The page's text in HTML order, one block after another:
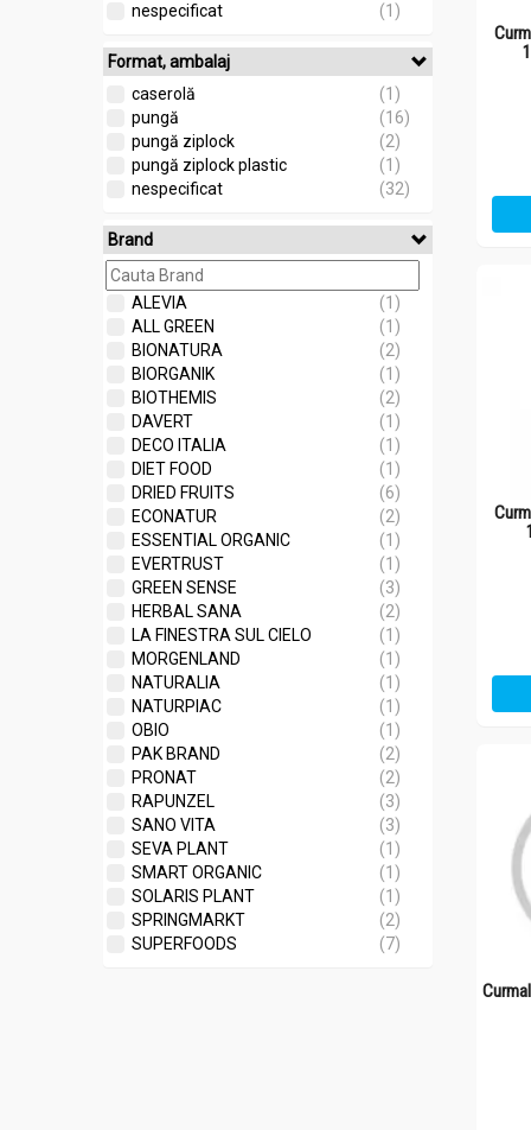
nespecificat
(1)
Format, ambalaj
caserolă
(1)
pungă
(16)
pungă ziplock
(2)
pungă ziplock plastic
(1)
nespecificat
(32)
Brand
ALEVIA
(1)
ALL GREEN
(1)
BIONATURA
(2)
BIORGANIK
(1)
BIOTHEMIS
(2)
DAVERT
(1)
DECO ITALIA
(1)
DIET FOOD
(1)
DRIED FRUITS
(6)
ECONATUR
(2)
ESSENTIAL ORGANIC
(1)
EVERTRUST
(1)
GREEN SENSE
(3)
HERBAL SANA
(2)
LA FINESTRA SUL CIELO
(1)
MORGENLAND
(1)
NATURALIA
(1)
NATURPIAC
(1)
OBIO
(1)
PAK BRAND
(2)
PRONAT
(2)
RAPUNZEL
(3)
SANO VITA
(3)
SEVA PLANT
(1)
SMART ORGANIC
(1)
SOLARIS PLANT
(1)
SPRINGMARKT
(2)
SUPERFOODS
(7)